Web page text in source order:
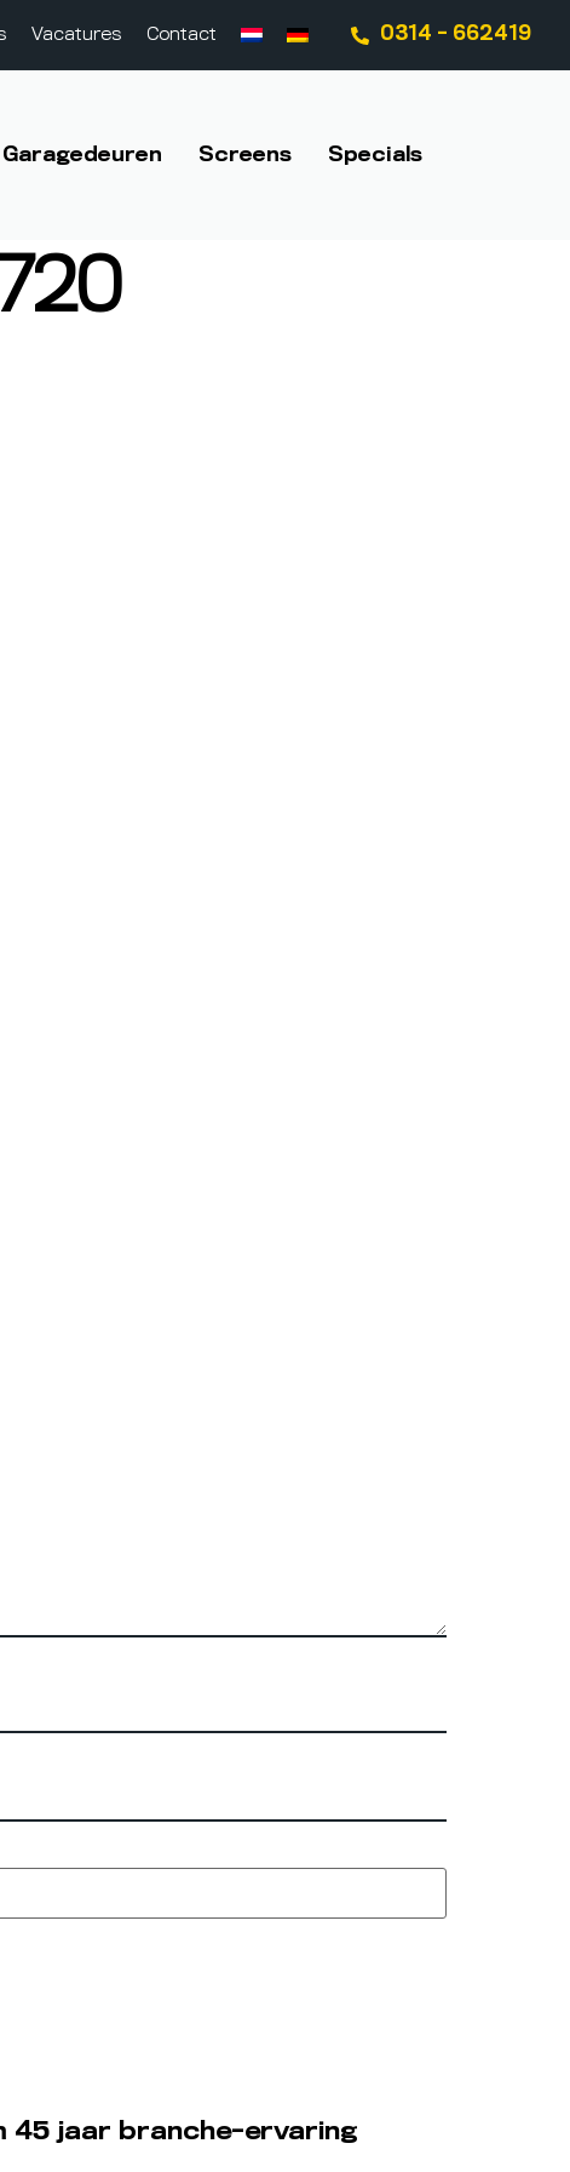
Vacatures Contact 0314 - 662419
Garagedeuren Screens Specials
45 jaar branche-ervaring